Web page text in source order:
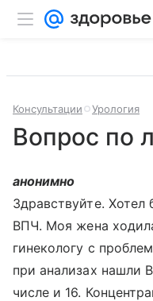
Консультации Урология
Вопрос по
анонимно
Здравствуйте. Хотел
ВПЧ. Моя жена
гинекологу с
при анализах нашли
числе и 16.